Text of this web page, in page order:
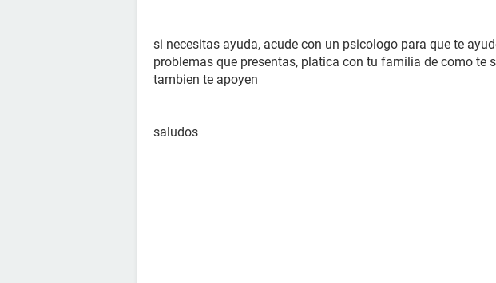
si necesitas ayuda, acude con un psicologo para que te
problemas que presentas, platica con tu familia de como te
tambien te apoyen
saludos